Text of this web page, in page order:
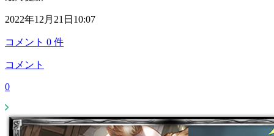
2022年12月21日10:07
コメント 0 件
コメント
0